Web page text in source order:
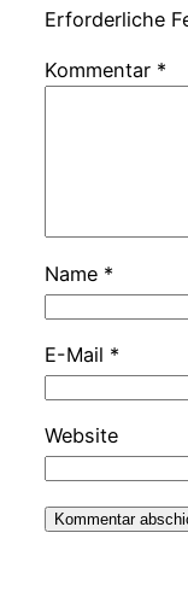
Erforderliche
Kommentar *
Name *
E-Mail *
Website